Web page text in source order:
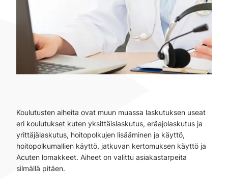
Koulutusten aiheita ovat muun muassa laskutuksen useat
eri koulutukset kuten yksittäislaskutus, eräajolaskutus ja
yrittäjälaskutus, hoitopolkujen lisääminen ja käyttö,
hoitopolkumallien käyttö, jatkuvan kertomuksen käyttö ja
Acuten lomakkeet. Aiheet on valittu asiakastarpeita
silmällä pitäen.